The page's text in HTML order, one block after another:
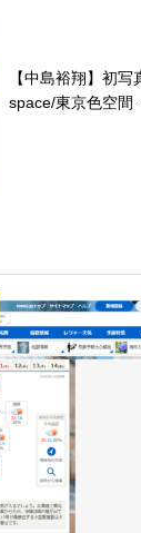
【中島裕翔】初
space/東京色空間